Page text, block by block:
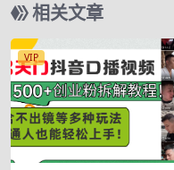
相关文章
VIP